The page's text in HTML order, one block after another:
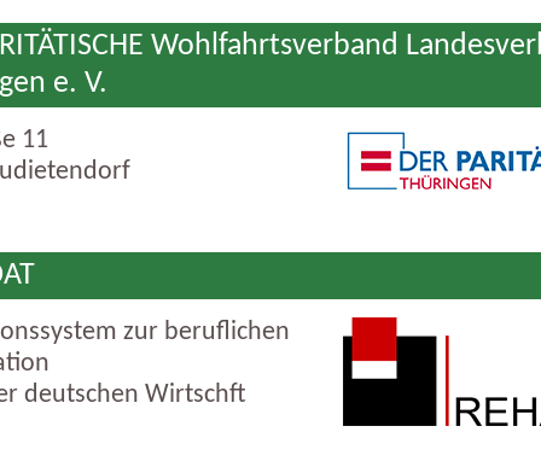
Wohlfahrtsverband
e. V.
11
zur beruflichen
deutschen Wirtschft